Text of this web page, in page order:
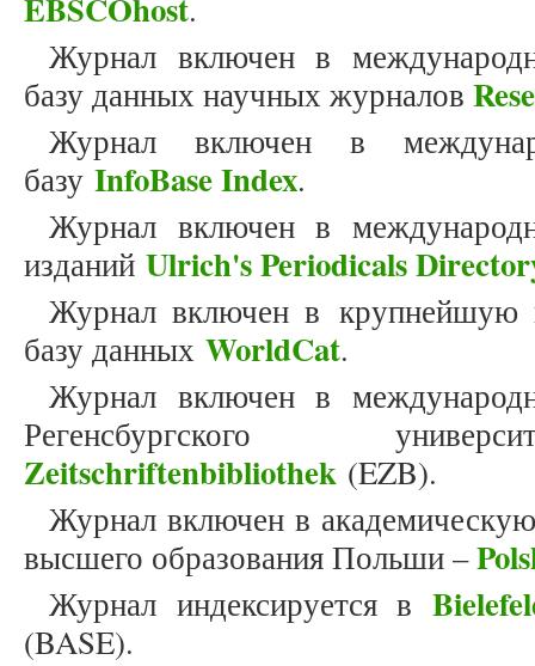
EBSCOhost.
Журнал включен в
базу данных научных журналов
Журнал включен в
базу InfoBase Index.
Журнал включен в
изданий Ulrich's Periodicals
Журнал включен в крупнейшую
базу данных WorldCat.
Журнал включен в
Регенсбургского
Zeitschriftenbibliothek (EZB).
Журнал включен в
высшего образования Польши –
Журнал индексируется в
(BASE).